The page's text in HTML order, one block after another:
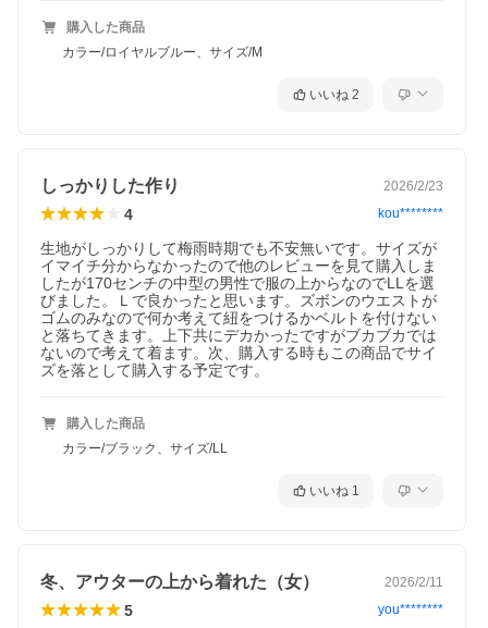
購入した商品
カラー/ロイヤルブルー、サイズ/M
いいね 2
しっかりした作り 2026/2/23
4 kou********
生地がしっかりして梅雨時期でも不安無いです。サイズが
イマイチ分からなかったので他のレビューを見て購入しま
したが170センチの中型の男性で服の上からなのでLLを選
びました。Ｌで良かったと思います。ズボンのウエストが
ゴムのみなので何か考えて紐をつけるかベルトを付けない
と落ちてきます。上下共にデカかったですがブカブカでは
ないので考えて着ます。次、購入する時もこの商品でサイ
ズを落として購入する予定です。
購入した商品
カラー/ブラック、サイズ/LL
いいね 1
冬、アウターの上から着れた（女） 2026/2/11
5 you********